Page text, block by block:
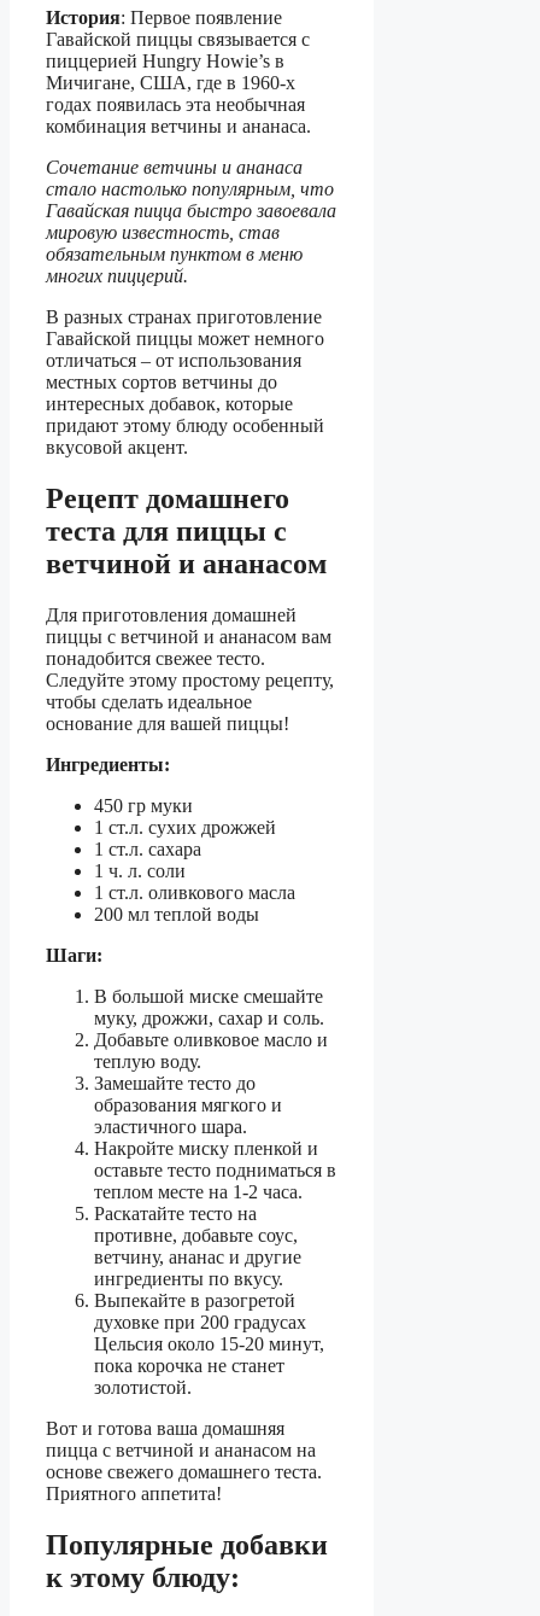
История: Первое появление
Гавайской пиццы связывается с
пиццерией Hungry Howie’s в
Мичигане, США, где в 1960-х
годах появилась эта необычная
комбинация ветчины и ананаса.
Сочетание ветчины и ананаса
стало настолько популярным, что
Гавайская пицца быстро завоевала
мировую известность, став
обязательным пунктом в меню
многих пиццерий.
В разных странах приготовление
Гавайской пиццы может немного
отличаться – от использования
местных сортов ветчины до
интересных добавок, которые
придают этому блюду особенный
вкусовой акцент.
Рецепт домашнего
теста для пиццы с
ветчиной и ананасом
Для приготовления домашней
пиццы с ветчиной и ананасом вам
понадобится свежее тесто.
Следуйте этому простому рецепту,
чтобы сделать идеальное
основание для вашей пиццы!
Ингредиенты:
450 гр муки
1 ст.л. сухих дрожжей
1 ст.л. сахара
1 ч. л. соли
1 ст.л. оливкового масла
200 мл теплой воды
Шаги:
В большой миске смешайте
муку, дрожжи, сахар и соль.
Добавьте оливковое масло и
теплую воду.
Замешайте тесто до
образования мягкого и
эластичного шара.
Накройте миску пленкой и
оставьте тесто подниматься в
теплом месте на 1-2 часа.
Раскатайте тесто на
противне, добавьте соус,
ветчину, ананас и другие
ингредиенты по вкусу.
Выпекайте в разогретой
духовке при 200 градусах
Цельсия около 15-20 минут,
пока корочка не станет
золотистой.
Вот и готова ваша домашняя
пицца с ветчиной и ананасом на
основе свежего домашнего теста.
Приятного аппетита!
Популярные добавки
к этому блюду: